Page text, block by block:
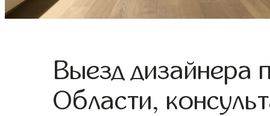
Выезд дизайнера
Области,